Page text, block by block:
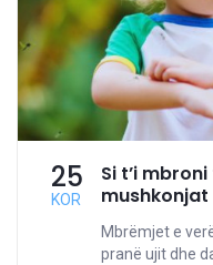
25
KOR
Si t’i
mushkonjat
Mbrëmjet e
pranë ujit dhe